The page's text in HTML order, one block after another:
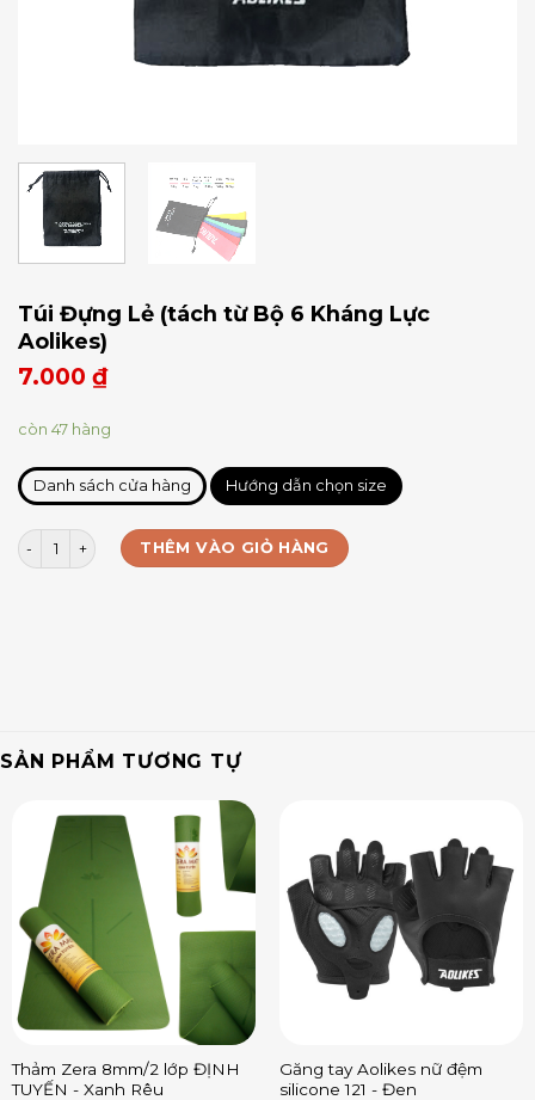
Túi Đựng Lẻ (tách từ Bộ 6 Kháng Lực
Aolikes)
7.000 ₫
còn 47 hàng
Danh sách cửa hàng Hướng dẫn chọn size
Túi Đựng Lẻ (tách từ Bộ 6 Kháng Lực Aolikes) số lượng
THÊM VÀO GIỎ HÀNG
SẢN PHẨM TƯƠNG TỰ
Thảm Zera 8mm/2 lớp ĐỊNH
TUYẾN - Xanh Rêu
Găng tay Aolikes nữ đệm
silicone 121 - Đen